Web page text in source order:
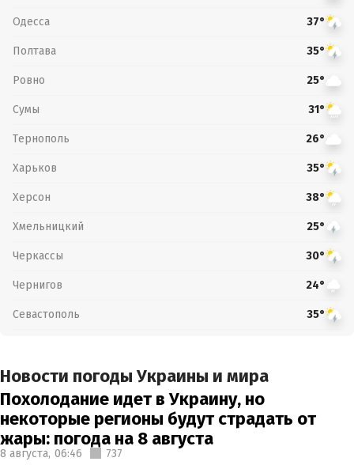
Одесса 37°
Полтава 35°
Ровно 25°
Сумы 31°
Тернополь 26°
Харьков 35°
Херсон 38°
Хмельницкий 25°
Черкассы 30°
Чернигов 24°
Севастополь 35°
Новости погоды Украины и мира
Похолодание идет в Украину, но
некоторые регионы будут страдать от
жары: погода на 8 августа
8 августа, 06:46 737